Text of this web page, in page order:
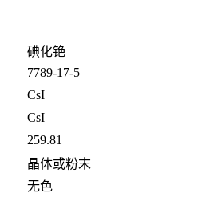
碘化铯
7789-17-5
CsI
CsI
259.81
晶体或粉末
无色